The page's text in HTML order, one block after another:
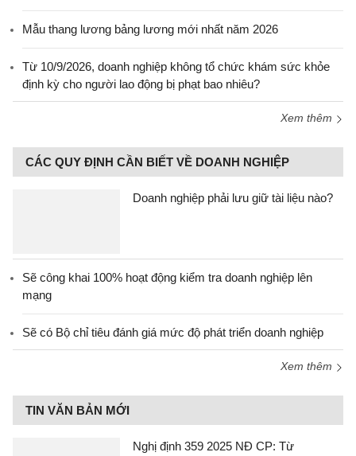
Mẫu thang lương bảng lương mới nhất năm 2026
Từ 10/9/2026, doanh nghiệp không tổ chức khám sức khỏe
định kỳ cho người lao động bị phạt bao nhiêu?
Xem thêm
CÁC QUY ĐỊNH CẦN BIẾT VỀ DOANH NGHIỆP
Doanh nghiệp phải lưu giữ tài liệu nào?
Sẽ công khai 100% hoạt động kiểm tra doanh nghiệp lên
mạng
Sẽ có Bộ chỉ tiêu đánh giá mức độ phát triển doanh nghiệp
Xem thêm
TIN VĂN BẢN MỚI
Nghị định 359 2025 NĐ CP: Từ